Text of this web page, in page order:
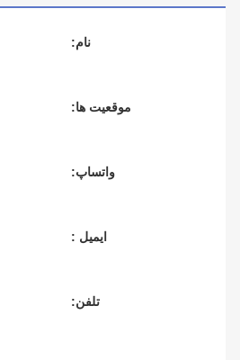
نام:
موقعیت ها:
واتساپ:
ایمیل :
تلفن: